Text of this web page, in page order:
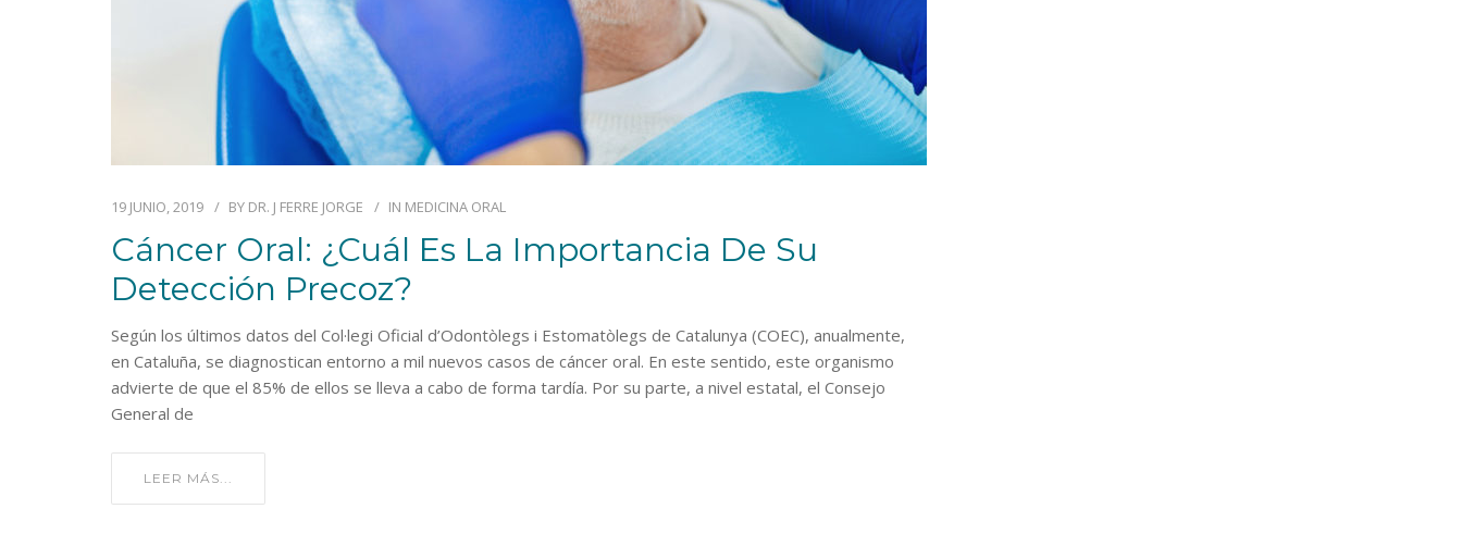
19 JUNIO, 2019 BY DR. J FERRE JORGE IN MEDICINA ORAL
Cáncer Oral: ¿cuál Es La Importancia De Su
Detección Precoz?
Según los últimos datos del Col·legi Oficial d’Odontòlegs i Estomatòlegs de Catalunya (COEC), anualmente,
en Cataluña, se diagnostican entorno a mil nuevos casos de cáncer oral. En este sentido, este organismo
advierte de que el 85% de ellos se lleva a cabo de forma tardía. Por su parte, a nivel estatal, el Consejo
General de
LEER MÁS...